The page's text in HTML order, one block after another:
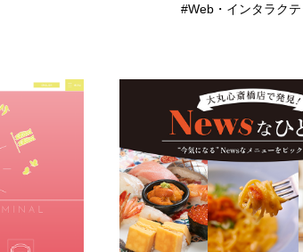
Web・インタラク